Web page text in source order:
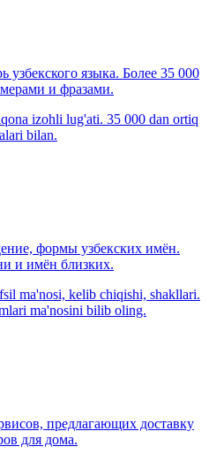
языка. Более 35 000
и фразами.
izohli lug'ati. 35 000 dan ortiq
bilan.
формы узбекских имён.
и имён близких.
ma'nosi, kelib chiqishi, shakllari.
ma'nosini bilib oling.
предлагающих доставку
для дома.